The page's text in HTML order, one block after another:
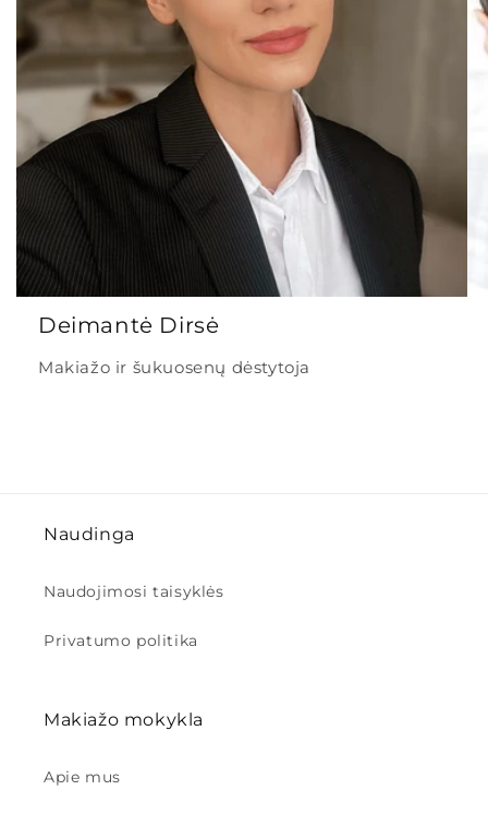
Deimantė Dirsė
Makiažo ir šukuosenų dėstytoja
Naudinga
Naudojimosi taisyklės
Privatumo politika
Makiažo mokykla
Apie mus